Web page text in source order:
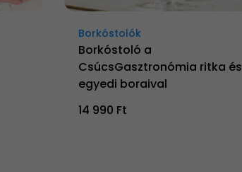
Borkóstolók
Borkóstoló a
CsúcsGasztronómia ritka és
egyedi boraival
14 990 Ft